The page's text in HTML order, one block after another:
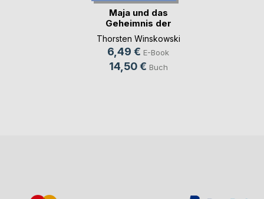
Maja und das
Geheimnis der
Berghöhle
Thorsten Winskowski
6,49 € E-Book
14,50 € Buch